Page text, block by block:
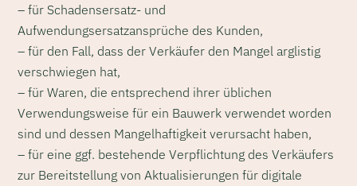
– für Schadensersatz- und
Aufwendungsersatzansprüche des Kunden,
– für den Fall, dass der Verkäufer den Mangel arglistig
verschwiegen hat,
– für Waren, die entsprechend ihrer üblichen
Verwendungsweise für ein Bauwerk verwendet worden
sind und dessen Mangelhaftigkeit verursacht haben,
– für eine ggf. bestehende Verpflichtung des Verkäufers
zur Bereitstellung von Aktualisierungen für digitale